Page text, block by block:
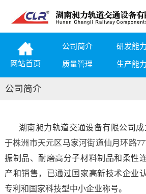
网站首页
公司简介 研发能力
质量管理 生产能力
公司简介
湖南昶力轨道交通设备有限公司成
于株洲市天元区马家河街道仙月环路
振制品、耐磨高分子材料制品和柔性
产和销售，已通过国家高新技术企业
专利和国家科技型中小企业称号。